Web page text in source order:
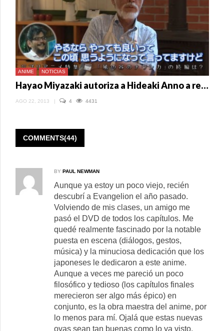
ANIME NOTICIAS
Hayao Miyazaki autoriza a Hideaki Anno a realizar secuela de Nausicaa
AGO 22, 2013 | 4 4431
COMMENTS(44)
BY PAUL NEWMAN
Aunque ya estoy un poco viejo, recién
descubrí a Evangelion el año pasado.
Volviendo de mis clases, un amigo me
pasó el DVD de todos los capítulos. Me
quedé realmente fascinado por la notable
puesta en escena (diálogos, gestos,
música) y la minuciosa dedicación que los
japoneses le dedicaron a este anime.
Aunque a veces me pareció un poco
filosófico y tedioso (los capítulos finales
merecieron ser algo más épico) en
conjunto, es la obra maestra del anime, por
lo menos para mí. Ojalá que estas nuevas
ovas sean tan buenas como lo ya visto.